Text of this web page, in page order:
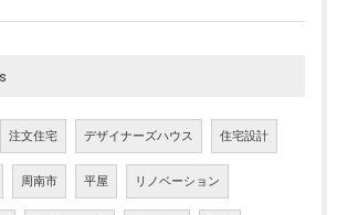
注文住宅 デザイナーズハウス 住宅設計
周南市 平屋 リノベーション